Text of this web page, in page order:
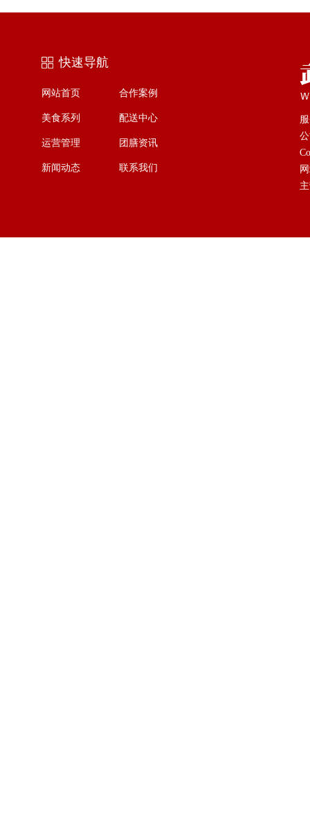
快速导航
网站首页 合作案例
美食系列 配送中心
运营管理 团膳资讯
新闻动态 联系我们